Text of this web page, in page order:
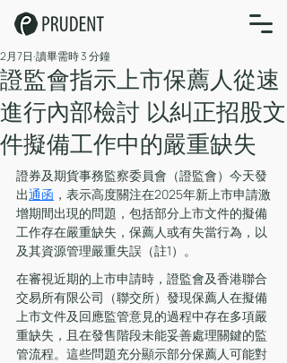
證監會指示上市保薦人從速
進行內部檢討 以糾正招股文
件擬備工作中的嚴重缺失
2月7日 讀畢需時 3 分鐘
證券及期貨事務監察委員會（證監會）今天發
出通函 ，表示高度關注在2025年新上市申請激
增期間出現的問題，包括部分上市文件的擬備
工作存在嚴重缺失，保薦人或有失當行為，以
及其資源管理嚴重失誤（註1）。
在審視近期的上市申請時，證監會及香港聯合
交易所有限公司（聯交所）發現保薦人在擬備
上市文件及回應監管意見的過程中存在多項嚴
重缺失，且在發售階段未能妥善處理關鍵的監
管流程。這些問題充分顯示部分保薦人可能對